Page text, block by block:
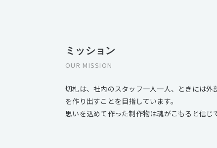
ミッション
OUR MISSION
切札は、社内のスタッフ一人一人、ときには
を作り出すことを目指しています。
思いを込めて作った制作物は魂がこもると信じ